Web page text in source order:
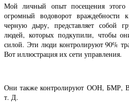
Мой личный опыт посещения этого
огромный водоворот
черную дыру, представляет собой
людей, которых подкупили, чтобы
силой. Эти люди контролируют 90%
Вот иллюстрация их сети управления.
Они также контролируют ООН, БМР,
т. Д.